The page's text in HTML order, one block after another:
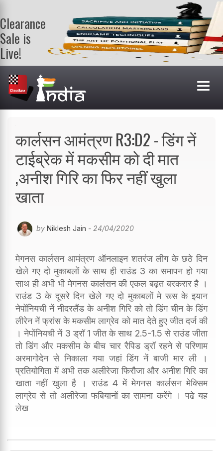
Clearance
Sale is
Live!
Get a FREE
book on
purchasing 2
or more
books. Valid
कार्लसन आमंत्रण R3:D2 - डिंग नें
टाईब्रेक में मकसीम को दी मात
,अनीश गिरि का फिर नहीं खुला
खाता
by Niklesh Jain - 24/04/2020
मेगनस कार्लसन आमंत्रण ऑनलाइन शतरंज लीग के छठे दिन
खेले गए दो मुकाबलों के साथ ही राउंड 3 का समापन हो गया
साथ ही अभी भी मेगनस कार्लसन की एकल बढ़त बरकरार है ।
राउंड 3 के दूसरे दिन खेले गए दो मुकाबलों मे रूस के इयान
नेपोंनियची नें नीदरलैंड के अनीश गिरि को तो डिंग चीन के डिंग
लीरेन नें फ्रांस के मकसीम लाग्रेव को मात देते हुए जीत दर्ज की
। नेपोंनियची नें 3 ड्रॉ 1 जीत के साथ 2.5-1.5 से राउंड जीता
तो डिंग और मकसीम के बीच चार रैपिड ड्रॉ रहने से परिणाम
अरमागोदेन से निकाला गया जहां डिंग नें बाजी मार ली ।
प्रतियोगिता में अभी तक अलीरेजा फिरौजा और अनीश गिरि का
खाता नहीं खुला है । राउंड 4 में मेगनस कार्लसन मेक्सिम
लाग्रेव से तो अलीरेजा फबियानों का सामना करेंगे । पढे यह
लेख